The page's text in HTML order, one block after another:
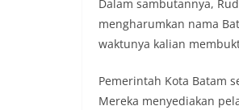
p o
k
Dalam sambutannya,
mengharumkan nama
waktunya kalian
Pemerintah Kota Batam
Mereka menyediakan